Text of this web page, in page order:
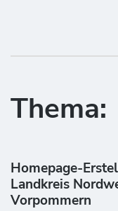
Thema:
Homepage-
Landkreis
Vorpommern